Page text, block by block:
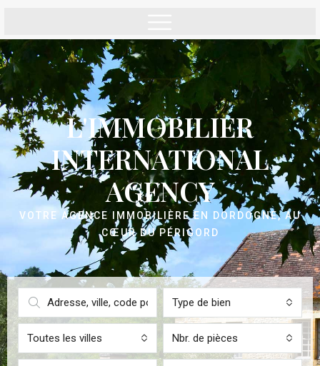
L'IMMOBILIER
INTERNATIONAL
AGENCY
VOTRE AGENCE IMMOBILIÈRE EN DORDOGNE, AU
CŒUR DU PÉRIGORD
Type de bien
Toutes les villes Nbr. de pièces